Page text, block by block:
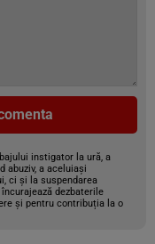
instigator la ură, a
abuziv, a aceluiași
ci și la suspendarea
dezbaterile
și pentru contribuția la o